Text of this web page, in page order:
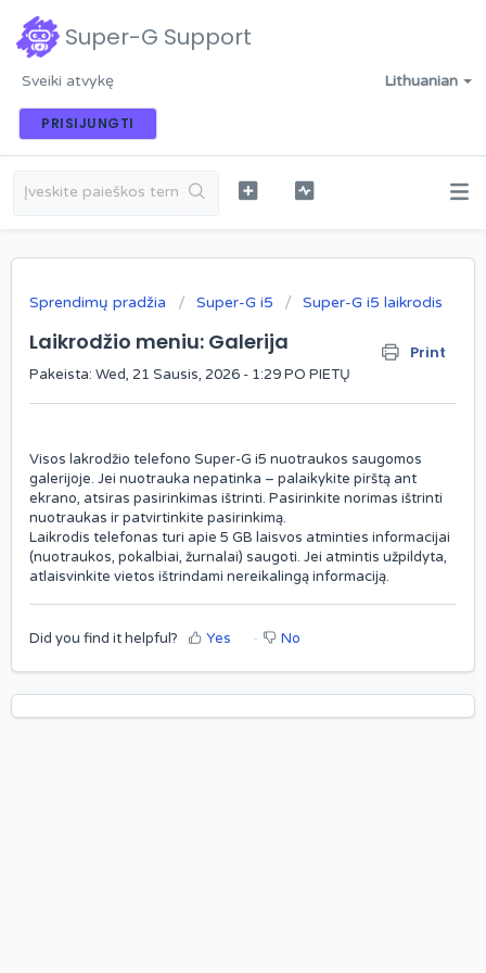
Super-G Support
Lithuanian
Sveiki atvykę
PRISIJUNGTI
Sprendimų pradžia Super-G i5 Super-G i5 laikrodis
Laikrodžio meniu: Galerija Print
Pakeista: Wed, 21 Sausis, 2026 - 1:29 PO PIETŲ
Visos lakrodžio telefono Super-G i5 nuotraukos saugomos
galerijoje. Jei nuotrauka nepatinka – palaikykite pirštą ant
ekrano, atsiras pasirinkimas ištrinti. Pasirinkite norimas ištrinti
nuotraukas ir patvirtinkite pasirinkimą.
Laikrodis telefonas turi apie 5 GB laisvos atminties informacijai
(nuotraukos, pokalbiai, žurnalai) saugoti. Jei atmintis užpildyta,
atlaisvinkite vietos ištrindami nereikalingą informaciją.
Did you find it helpful? Yes No